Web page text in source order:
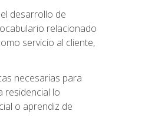
desarrollo de
relacionado
servicio al cliente,
necesarias para
residencial lo
o aprendiz de